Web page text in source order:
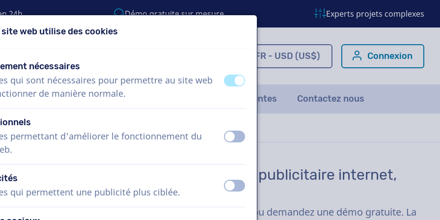
24h Démo gratuite sur mesure Experts projets complexes
FR - USD (US$) Connexion
Menu
Procédure Services Nouvelles Questions fréquentes Contactez nous
Comédiens voix off en Suédois, spot publicitaire internet,
homme et femme
Réservez la voix off suédoise idéale en quelques clics ou demandez une démo gratuite. La
web utilise des cookies
nécessaires
qui sont nécessaires pour permettre au site web
de manière normale.
éteintactivé
permettant d'améliorer le fonctionnement du
éteintactivé
qui permettent une publicité plus ciblée. éteintactivé